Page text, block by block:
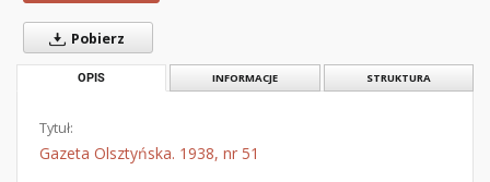
Pobierz
OPIS INFORMACJE STRUKTURA
Tytuł:
Gazeta Olsztyńska. 1938, nr 51